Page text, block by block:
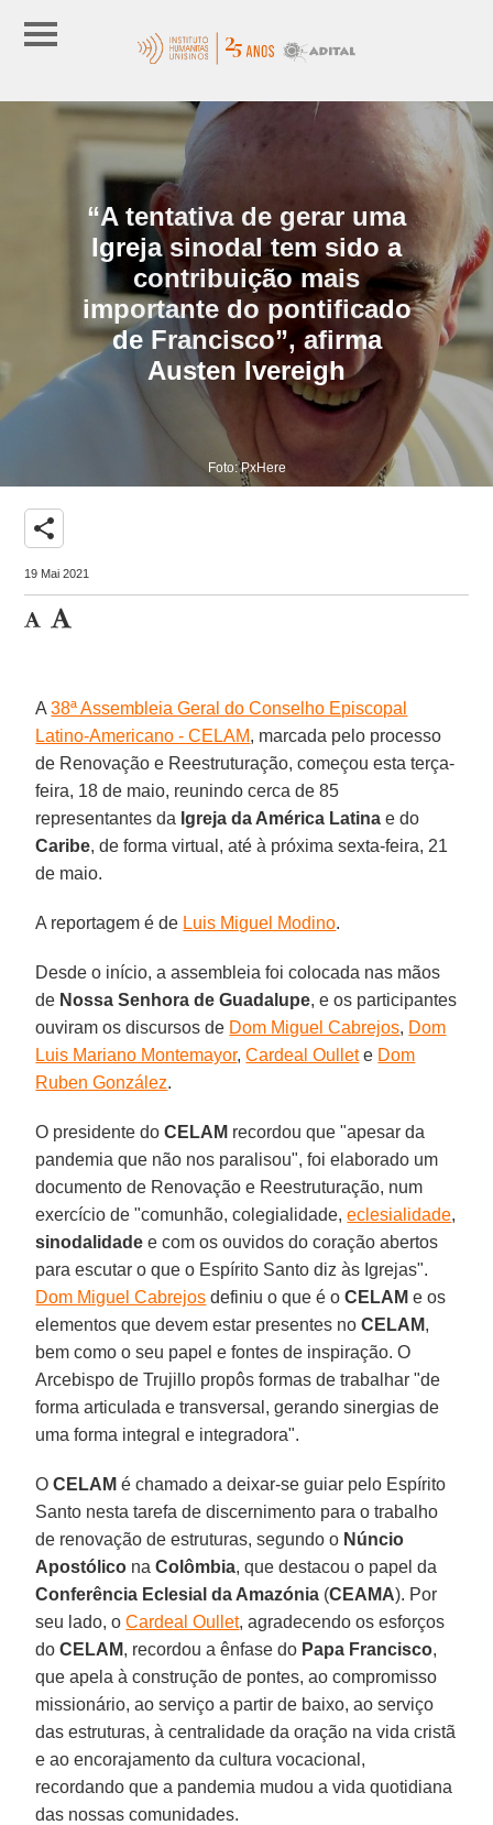
“A tentativa de gerar uma
Igreja sinodal tem sido a
contribuição mais
importante do pontificado
de Francisco”, afirma
Austen Ivereigh
Foto: PxHere
share
19 Mai 2021
A38ª Assembleia Geral do Conselho Episcopal
Latino-Americano - CELAM, marcada pelo processo
de Renovação e Reestruturação, começou esta terça-
feira, 18 de maio, reunindo cerca de 85
representantes da Igreja da América Latina e do
Caribe, de forma virtual, até à próxima sexta-feira, 21
de maio.
A reportagem é de Luis Miguel Modino.
Desde o início, a assembleia foi colocada nas mãos
de Nossa Senhora de Guadalupe, e os participantes
ouviram os discursos de Dom Miguel Cabrejos, Dom
Luis Mariano Montemayor,Cardeal Oullete Dom
Ruben González.
O presidente doCELAM recordou que "apesar da
pandemia que não nos paralisou", foi elaborado um
documento de Renovação e Reestruturação, num
exercício de "comunhão, colegialidade,eclesialidade,
sinodalidade e com os ouvidos do coração abertos
para escutar o que o Espírito Santo diz às Igrejas".
Dom Miguel Cabrejos definiu o que é oCELAM e os
elementos que devem estar presentes noCELAM,
bem como o seu papel e fontes de inspiração. O
Arcebispo de Trujillo propôs formas de trabalhar "de
forma articulada e transversal, gerando sinergias de
uma forma integral e integradora".
OCELAM é chamado a deixar-se guiar pelo Espírito
Santo nesta tarefa de discernimento para o trabalho
de renovação de estruturas, segundo o Núncio
Apostólico naColômbia, que destacou o papel da
Conferência Eclesial da Amazónia (CEAMA). Por
seu lado, oCardeal Oullet, agradecendo os esforços
doCELAM, recordou a ênfase do Papa Francisco,
que apela à construção de pontes, ao compromisso
missionário, ao serviço a partir de baixo, ao serviço
das estruturas, à centralidade da oração na vida cristã
e ao encorajamento da cultura vocacional,
recordando que a pandemia mudou a vida quotidiana
das nossas comunidades.